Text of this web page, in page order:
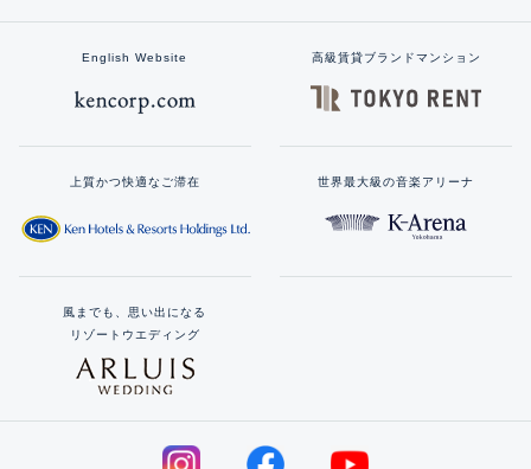
English Website 高級賃貸ブランドマンション
上質かつ快適なご滞在 世界最大級の音楽アリーナ
風までも、思い出になる
リゾートウエディング